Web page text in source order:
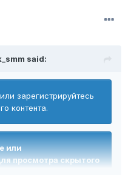
said:
зарегистрируйтесь
контента.
или
просмотра скрытого